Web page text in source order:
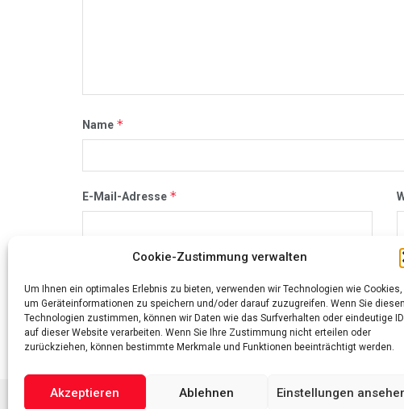
Cookie-Zustimmung verwalten
Um Ihnen ein optimales Erlebnis zu bieten, verwenden wir Technologien wie Cookies,
um Geräteinformationen zu speichern und/oder darauf zuzugreifen. Wenn Sie diesen
Technologien zustimmen, können wir Daten wie das Surfverhalten oder eindeutige
auf dieser Website verarbeiten. Wenn Sie Ihre Zustimmung nicht erteilen oder
zurückziehen, können bestimmte Merkmale und Funktionen beeinträchtigt werden.
Akzeptieren Ablehnen Einstellungen
Name *
E-Mail-Adresse *
Name, E-Mail-Adresse und Website in diesem Browser